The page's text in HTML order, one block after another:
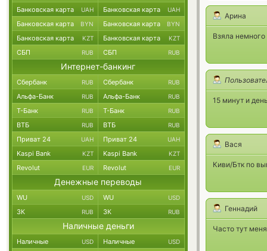
Арина
Взяла
15 минут и
Вася
Киви/Бтк по
Геннадий
Часто тут
Банковская карта UAH Банковская карта UAH
Банковская карта BYN Банковская карта BYN
Банковская карта KZT Банковская карта KZT
СБП RUB СБП RUB
Интернет-банкинг
Сбербанк RUB Сбербанк RUB
Альфа-Банк RUB Альфа-Банк RUB
Т-Банк RUB Т-Банк RUB
ВТБ RUB ВТБ RUB
Приват 24 UAH Приват 24 UAH
Kaspi Bank KZT Kaspi Bank KZT
Revolut EUR Revolut EUR
Денежные переводы
WU USD WU USD
ЗК RUB ЗК RUB
Наличные деньги
Наличные USD Наличные USD